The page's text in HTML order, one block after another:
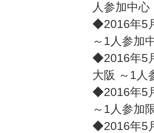
人参加中
◆2016年5
～1人参加
◆2016年5
大阪 ～1人
◆2016年5
～1人参加
◆2016年5